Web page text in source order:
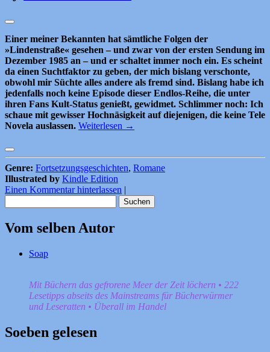
Einer meiner Bekannten hat sämtliche Folgen der
»Lindenstraße« gesehen – und zwar von der ersten Sendung im
Dezember 1985 an – und er schaltet immer noch ein. Es scheint
da einen Suchtfaktor zu geben, der mich bislang verschonte,
obwohl mir Süchte alles andere als fremd sind. Bislang habe ich
jedenfalls noch keine Episode dieser Endlos-Reihe, die unter
ihren Fans Kult-Status genießt, gewidmet. Schlimmer noch: Ich
schaue mit gewisser Hochnäsigkeit auf diejenigen, die keine Tele
Novela auslassen. Weiterlesen →
Genre: Fortsetzungsgeschichten, Romane
Illustrated by Kindle Edition
Einen Kommentar hinterlassen
nach:
Vom selben Autor
Soap
Mit Büchern das gefrorene Meer der Zeit löchern • 222
Lesetipps abseits des Mainstreams für Bücherwürmer
und Leseratten • Überall im Handel
Soeben gelesen